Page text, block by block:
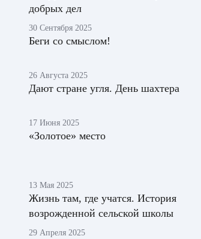
добрых дел
30 Сентября 2025
Беги со смыслом!
26 Августа 2025
Дают стране угля. День шахтера
17 Июня 2025
«Золотое» место
13 Мая 2025
Жизнь там, где учатся. История
возрожденной сельской школы
29 Апреля 2025